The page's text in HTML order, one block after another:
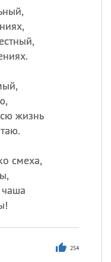
жизнь
смеха,
чаша
254